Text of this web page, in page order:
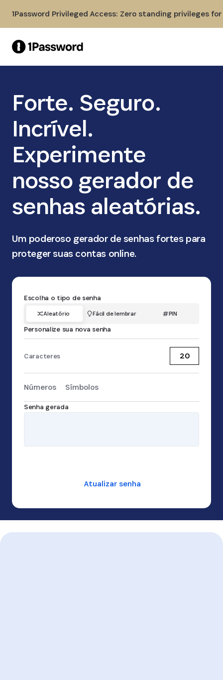
1Password Privileged Access: Zero standing privileges
Forte. Seguro.
Incrível.
Experimente
nosso gerador de
senhas aleatórias.
Um poderoso gerador de senhas fortes para
proteger suas contas online.
Escolha o tipo de senha
Aleatório Fácil de lembrar PIN
Personalize sua nova senha
Caracteres
Números Símbolos
Senha gerada
Password
Atualizar senha